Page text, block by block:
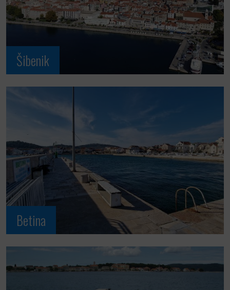
Šibenik
Betina